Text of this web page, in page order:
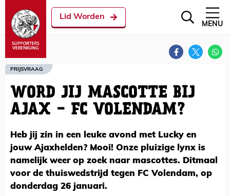
Lid Worden
MENU
PRIJSVRAAG
WORD JIJ MASCOTTE BIJ
AJAX - FC VOLENDAM?
Heb jij zin in een leuke avond met Lucky en
jouw Ajaxhelden? Mooi! Onze pluizige lynx is
namelijk weer op zoek naar mascottes. Ditmaal
voor de thuiswedstrijd tegen FC Volendam, op
donderdag 26 januari.